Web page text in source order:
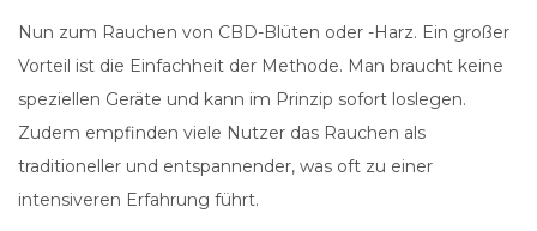
Nun zum Rauchen von CBD-Blüten oder -Harz. Ein großer
Vorteil ist die Einfachheit der Methode. Man braucht keine
speziellen Geräte und kann im Prinzip sofort loslegen.
Zudem empfinden viele Nutzer das Rauchen als
traditioneller und entspannender, was oft zu einer
intensiveren Erfahrung führt.